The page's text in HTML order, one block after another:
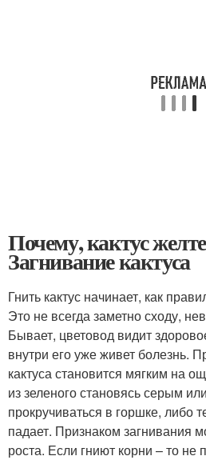
Почему, кактус
Загнивание кактуса
Гнить кактус начинает, как
Это не всегда заметно сходу,
Бывает, цветовод видит
внутри его уже живет болезнь.
кактуса становится мягким на
из зеленого становясь серым
прокручиваться в горшке, либо
падает. Признаком загнивания
роста. Если гниют корни – то